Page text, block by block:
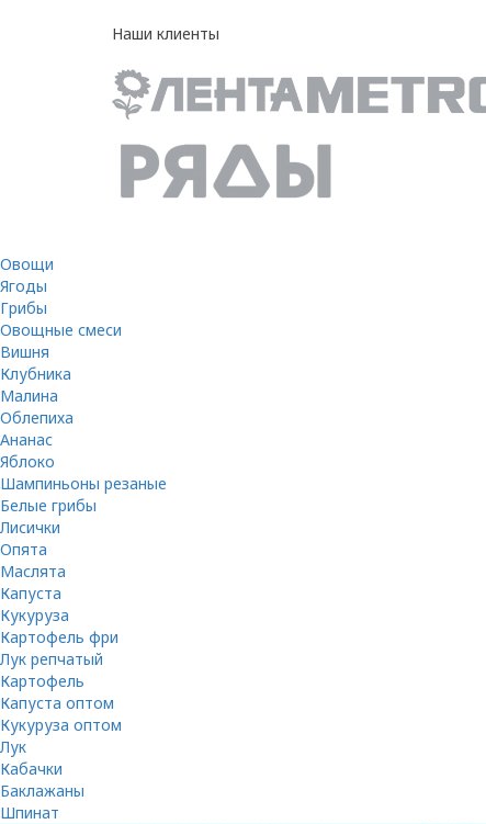
Наши клиенты
Овощи
Ягоды
Грибы
Овощные смеси
Вишня
Клубника
Малина
Облепиха
Ананас
Яблоко
Шампиньоны резаные
Белые грибы
Лисички
Опята
Маслята
Капуста
Кукуруза
Картофель фри
Лук репчатый
Картофель
Капуста оптом
Кукуруза оптом
Лук
Кабачки
Баклажаны
Шпинат